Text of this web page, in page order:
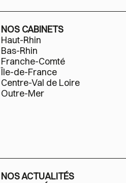
NOS CABINETS
Haut-Rhin
Bas-Rhin
Franche-Comté
Île-de-France
Centre-Val de Loire
Outre-Mer
NOS ACTUALITÉS